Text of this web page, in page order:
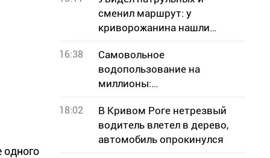
сменил маршрут: у
криворожанина нашли
вероятные наркотики
16:38
Самовольное
водопользование на
миллионы:
эксруководителю КП с
Днепропетровщины
объявили подозрение
18:02
В Кривом Роге нетрезвый
водитель влетел в дерево,
автомобиль опрокинулся